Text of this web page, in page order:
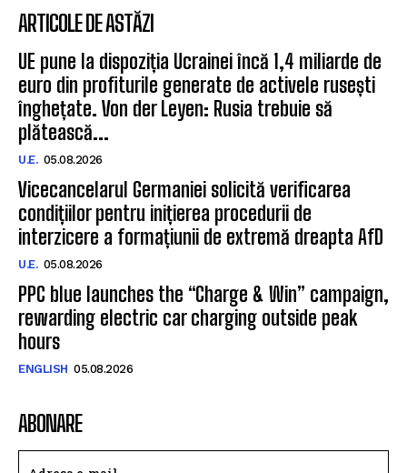
ARTICOLE DE ASTĂZI
UE pune la dispoziția Ucrainei încă 1,4 miliarde de
euro din profiturile generate de activele rusești
înghețate. Von der Leyen: Rusia trebuie să
plătească...
U.E. 05.08.2026
Vicecancelarul Germaniei solicită verificarea
condițiilor pentru inițierea procedurii de
interzicere a formațiunii de extremă dreapta AfD
U.E. 05.08.2026
PPC blue launches the “Charge & Win” campaign,
rewarding electric car charging outside peak
hours
ENGLISH 05.08.2026
ABONARE